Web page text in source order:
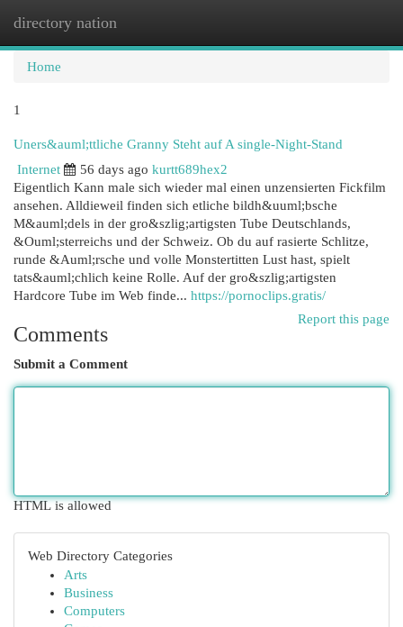
directory nation
Home
1
Uners&auml;ttliche Granny Steht auf A single-Night-Stand
Internet
56 days ago kurtt689hex2
Eigentlich Kann male sich wieder mal einen unzensierten Fickfilm
ansehen. Alldieweil finden sich etliche bildh&uuml;bsche
M&auml;dels in der gro&szlig;artigsten Tube Deutschlands,
&Ouml;sterreichs und der Schweiz. Ob du auf rasierte Schlitze,
runde &Auml;rsche und volle Monstertitten Lust hast, spielt
tats&auml;chlich keine Rolle. Auf der gro&szlig;artigsten
Hardcore Tube im Web finde... https://pornoclips.gratis/
Report this page
Comments
Submit a Comment
HTML is allowed
Web Directory Categories
Arts
Business
Computers